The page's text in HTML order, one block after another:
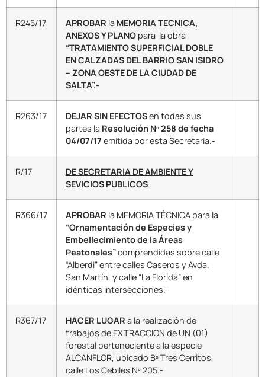
R245/17 APROBAR la MEMORIA TECNICA,
ANEXOS Y PLANO para la obra
“TRATAMIENTO SUPERFICIAL DOBLE
EN CALZADAS DEL BARRIO SAN ISIDRO
– ZONA OESTE DE LA CIUDAD DE
SALTA”.-
R263/17 DEJAR SIN EFECTOSen todas sus
partes la Resolución Nº 258 de fecha
04/07/17 emitida por esta Secretaria.-
R/17
DE SECRETARIA DE AMBIENTE Y
SEVICIOS PUBLICOS
R366/17 APROBAR la MEMORIA TÉCNICA para la
“Ornamentación de Especies y
Embellecimiento de la Áreas
Peatonales”comprendidas sobre calle
“Alberdi” entre calles Caseros y Avda.
San Martín, y calle “La Florida” en
idénticas intersecciones.-
R367/17 HACER LUGAR a la realización de
trabajos de EXTRACCION de UN (01)
forestal perteneciente a la especie
ALCANFLOR, ubicado Bº Tres Cerritos,
calle Los Cebiles Nº 205.-